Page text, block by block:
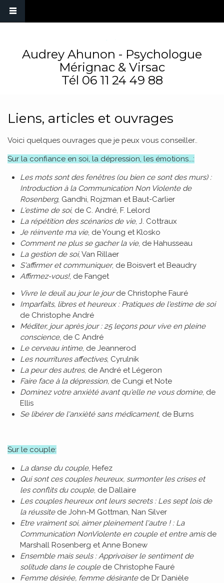
Audrey Ahunon - Psychologue
Mérignac & Virsac
Tél 06 11 24 49 88
Liens, articles et ouvrages
Voici quelques ouvrages que je peux vous conseiller..
Sur la confiance en soi, la dépression, les émotions...:
Les mots sont des fenêtres (ou bien ce sont des murs) :
Introduction à la Communication Non Violente de
Rosenberg, Gandhi, Rojzman et Baut-Carlier
L'estime de soi, de C. André, F. Lelord
La répétition des scénarios de vie, J. Cottraux
Je réinvente ma vie, de Young et Klosko
Comment ne plus se gacher la vie, de Hahusseau
La gestion de soi, Van Rillaer
S'affirmer et communiquer, de Boisvert et Beaudry
Affirmez-vous!, de Fanget
Vivre le deuil au jour le jourde Christophe Fauré
Imparfaits, libres et heureux : Pratiques de l'estime de soi
de Christophe André
Méditer, jour après jour : 25 leçons pour vive en pleine
conscience, de C André
Le cerveau intime, de Jeannerod
Les nourritures affectives, Cyrulnik
La peur des autres, de André et Légeron
Faire face à la dépression, de Cungi et Note
Dominez votre anxièté avant qu'elle ne vous domine, de
Ellis
Se libérer de l'anxièté sans médicament, de Burns
Sur le couple:
La danse du couple, Hefez
Qui sont ces couples heureux, surmonter les crises et
les conflits du couple, de Dallaire
Les couples heureux ont leurs secrets : Les sept lois de
la réussitede John-M Gottman, Nan Silver
Etre vraiment soi, aimer pleinement l'autre ! : La
Communication NonViolente en couple et entre amisde
Marshall Rosenberg et Anne Bonew
Ensemble mais seuls : Apprivoiser le sentiment de
solitude dans le couplede Christophe Fauré
Femme désirée, femme désirantede Dr Danièle